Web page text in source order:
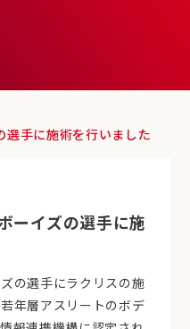
手に施術を行いました
ーイズの選手に施
の選手にラクリスの施
年層アスリートのボデ